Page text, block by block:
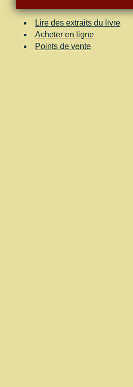
Lire des extraits du livre
Acheter en ligne
Points de vente